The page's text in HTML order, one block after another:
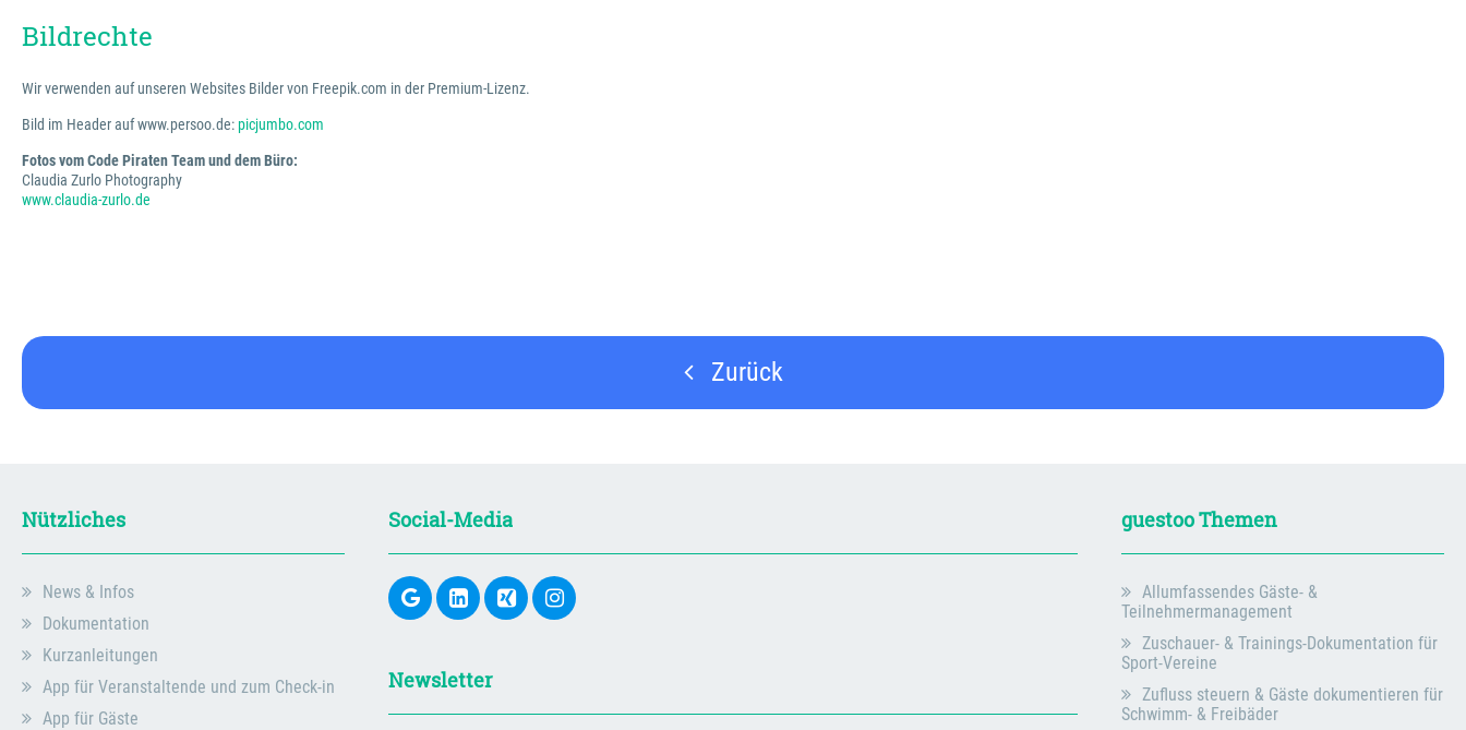
Bildrechte
Wir verwenden auf unseren Websites Bilder von Freepik.com in der Premium-Lizenz.
Bild im Header auf www.persoo.de:picjumbo.com
Fotos vom Code Piraten Team und dem Büro:
Claudia Zurlo Photography
www.claudia-zurlo.de
Zurück
Nützliches
News & Infos
Dokumentation
Kurzanleitungen
App für Veranstaltende und zum Check-in
App für Gäste
Social-Media
Newsletter
guestoo Themen
Allumfassendes Gäste- &
Teilnehmermanagement
Zuschauer- & Trainings-Dokumentation für
Sport-Vereine
Zufluss steuern & Gäste dokumentieren für
Schwimm- & Freibäder